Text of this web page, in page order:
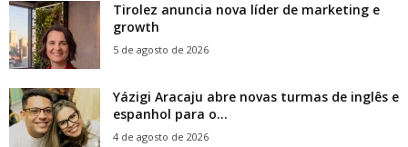
Tirolez anuncia nova líder de marketing e
growth
5 de agosto de 2026
Yázigi Aracaju abre novas turmas de inglês e
espanhol para o...
4 de agosto de 2026